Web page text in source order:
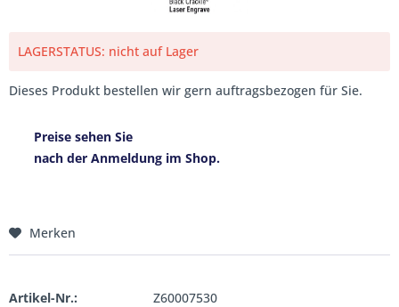
LAGERSTATUS: nicht auf Lager
Dieses Produkt bestellen wir gern auftragsbezogen für Sie.
Preise sehen Sie
nach der Anmeldung im Shop.
Merken
Artikel-Nr.:
Z60007530